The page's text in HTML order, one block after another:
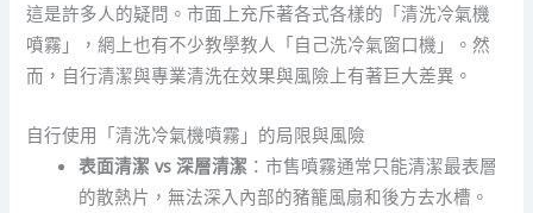
這是許多人的疑問。市面上充斥著各式各樣的「清洗冷氣機
噴霧」，網上也有不少教學教人「自己洗冷氣窗口機」。然
而，自行清潔與專業清洗在效果與風險上有著巨大差異。
自行使用「清洗冷氣機噴霧」的局限與風險
表面清潔 vs 深層清潔 ：市售噴霧通常只能清潔最表層
的散熱片，無法深入內部的豬籠風扇和後方去水槽。